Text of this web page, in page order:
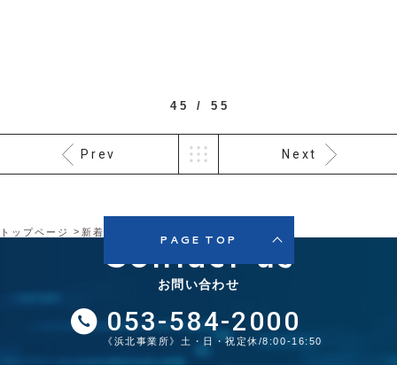
45 / 55
Prev Next
トップページ 新着情報Contact us
お問い合わせ
053-584-2000
《浜北事業所》土・日・祝定休/8:00-16:50
PAGE TOP